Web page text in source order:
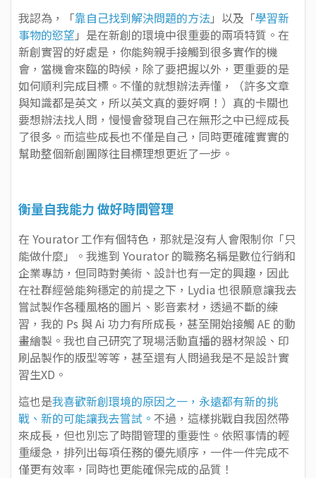
我認為，「靠自己找到解決問題的方法」以及「學習新
事物的慾望 」是在新創的環境中很重要的兩項特質。在
新創實習的好處是，你能夠親手接觸到很多實作的機
會，當機會來臨的時候，除了要把握以外，更重要的是
如何順利完成目標。不懂的就想辦法弄懂，（許多文章
與知識都是英文，所以英文真的要好啊！）真的卡關也
要想辦法找人問，慢慢會發現自己在無形之中已經成長
了很多。而這些成長也不僅是自己，同時更確確實實的
幫助整個新創團隊往目標理想更近了一步。
衡量自我能力 做好時間管理
在 Yourator 工作有個特色，那就是沒有人會限制你「只
能做什麼」。我進到 Yourator 的職務名稱是數位行銷和
企業專訪，但同時對美術、設計也有一定的興趣，因此
在社群經營能夠穩定的前提之下，Lydia 也很願意讓我去
嘗試製作各種風格的圖片、影音素材，透過不斷的練
習，我的 Ps 與 Ai 功力有所成長，甚至開始接觸 AE 的動
畫繪製。我也自己研究了現場活動直播的器材架設、印
刷品製作的版型等等，甚至還有人問過我是不是設計實
習生XD。
這也是我喜歡新創環境的原因之一，永遠都有新的挑
戰、新的可能讓我去嘗試。 不過，這樣挑戰自我固然帶
來成長，但也別忘了時間管理的重要性。依照事情的輕
重緩急，排列出每項任務的優先順序，一件一件完成不
僅更有效率，同時也更能確保完成的品質！